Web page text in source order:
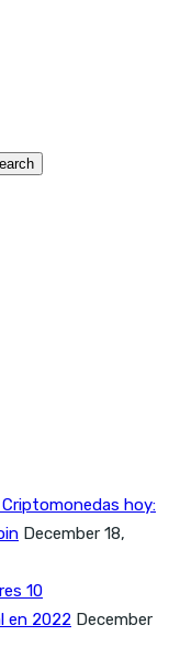
hoy:
December 18,
10
en 2022 December